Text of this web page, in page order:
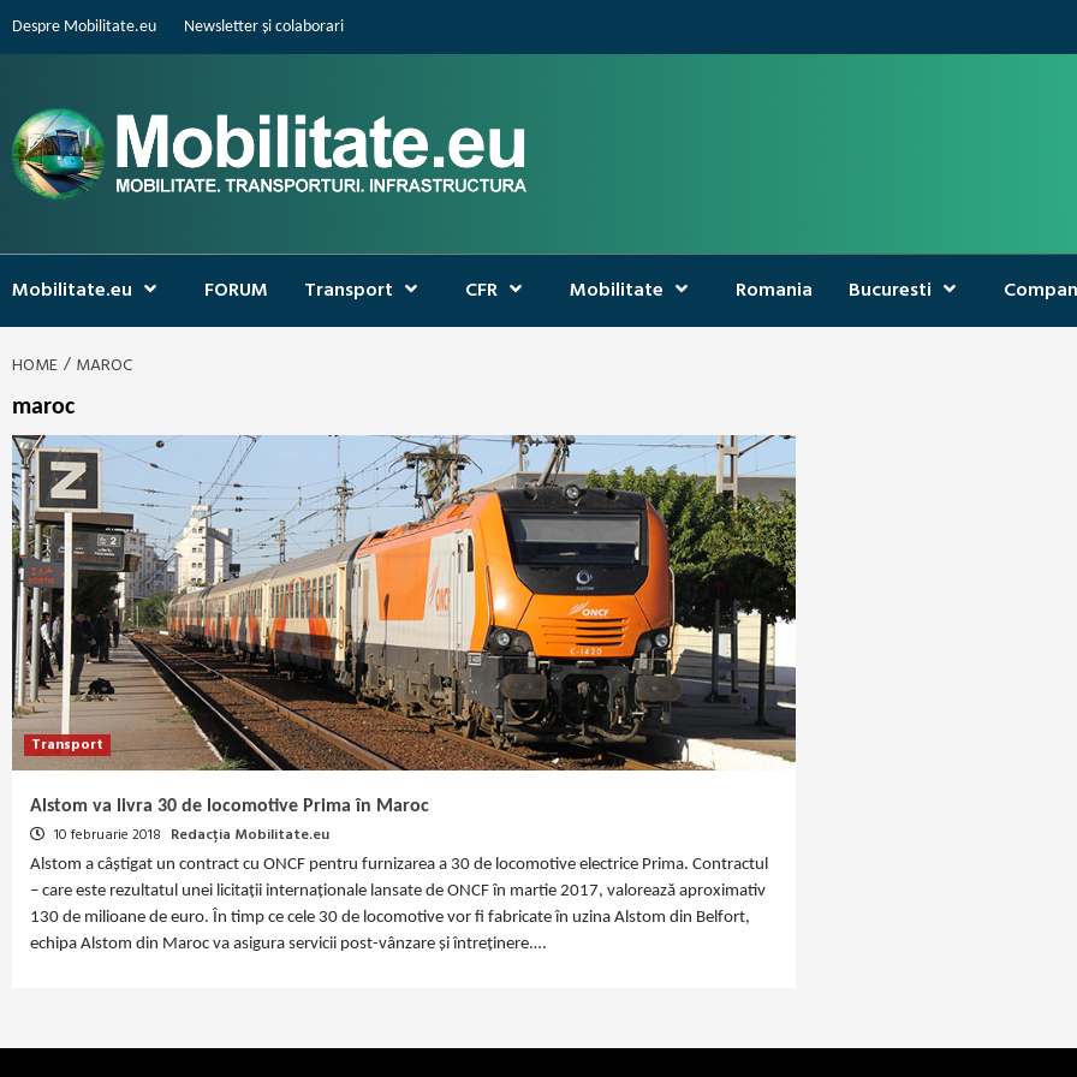
Despre Mobilitate.eu Newsletter și colaborari
Mobilitate.eu FORUM Transport CFR Mobilitate Romania Bucuresti
HOME MAROC
maroc
Transport
Alstom va livra 30 de locomotive Prima în Maroc
10 februarie 2018 Redacția Mobilitate.eu
Alstom a câștigat un contract cu ONCF pentru furnizarea a 30 de locomotive electrice Prima. Contractul
– care este rezultatul unei licitații internaționale lansate de ONCF în martie 2017, valorează aproximativ
130 de milioane de euro. În timp ce cele 30 de locomotive vor fi fabricate în uzina Alstom din Belfort,
echipa Alstom din Maroc va asigura servicii post-vânzare și întreținere.…